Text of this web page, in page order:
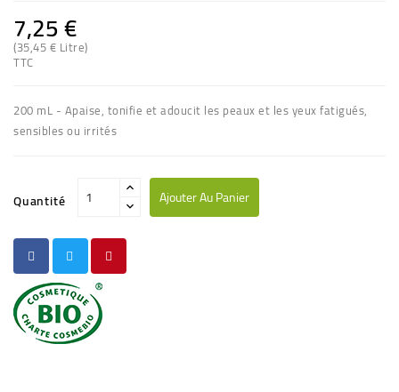
7,25 €
(35,45 € Litre)
TTC
200 mL - Apaise, tonifie et adoucit les peaux et les yeux fatigués,
sensibles ou irrités
Quantité Ajouter Au Panier